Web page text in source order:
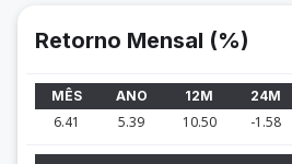
Retorno Mensal (%)
MÊS ANO 12M 24M
6.41 5.39 10.50 -1.58